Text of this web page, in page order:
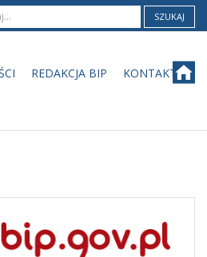
SZUKAJ
REDAKCJA BIP KONTAKT